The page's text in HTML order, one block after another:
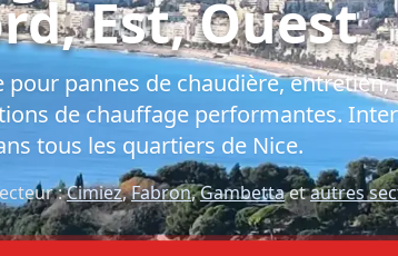
Est, Ouest
pour pannes de chaudière,
de chauffage performantes.
tous les quartiers de Nice.
:Cimiez,Fabron,Gambettaetautres